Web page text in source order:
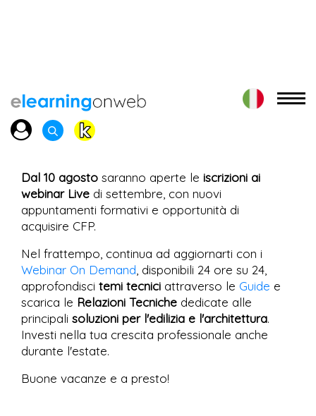
Dal 10 agosto saranno aperte le iscrizioni ai
webinar Live di settembre, con nuovi
appuntamenti formativi e opportunità di
acquisire CFP.
Nel frattempo, continua ad aggiornarti con i
Webinar On Demand , disponibili 24 ore su 24,
approfondisci temi tecnici attraverso le Guide e
scarica le Relazioni Tecniche dedicate alle
principali soluzioni per l'edilizia e l'architettura.
Investi nella tua crescita professionale anche
durante l'estate.
Buone vacanze e a presto!